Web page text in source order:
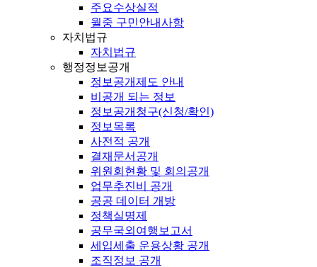
주요수상실적
월중 구민안내사항
자치법규
자치법규
행정정보공개
정보공개제도 안내
비공개 되는 정보
정보공개청구(신청/확인)
정보목록
사전적 공개
결재문서공개
위원회현황 및 회의공개
업무추진비 공개
공공 데이터 개방
정책실명제
공무국외여행보고서
세입세출 운용상황 공개
조직정보 공개